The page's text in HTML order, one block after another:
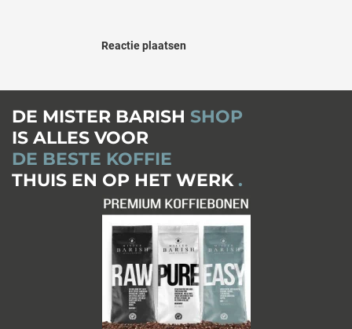
Reactie plaatsen
DE MISTER BARISH SHOP
IS ALLES VOOR
DE BESTE KOFFIE
THUIS EN OP HET WERK .